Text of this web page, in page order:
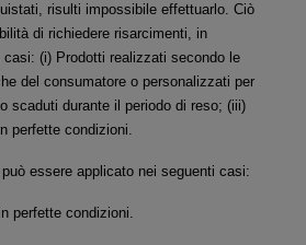
risulti impossibile effettuarlo. Ciò
di richiedere risarcimenti, in
casi: (i) Prodotti realizzati secondo le
del consumatore o personalizzati per
scaduti durante il periodo di reso; (iii)
perfette condizioni.
può essere applicato nei seguenti casi:
perfette condizioni.